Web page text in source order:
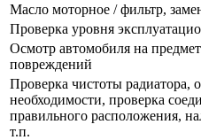
Масло моторное / фильтр,
Проверка уровня
Осмотр автомобиля на
повреждений
Проверка чистоты радиатора,
необходимости, проверка
правильного расположения,
т.п.